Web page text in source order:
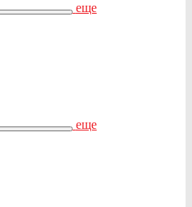
еще
еще